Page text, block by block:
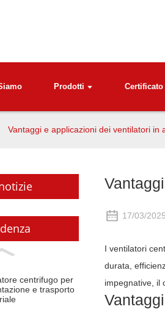
Prodotti Certificato
Vantaggi e applicazioni dei ventilatori in
centrifugo per
e trasporto
17/03/2025
I ventilatori
durata,
impegnative, il